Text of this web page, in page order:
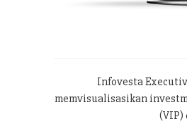
Infovesta
memvisualisasikan
(VIP)